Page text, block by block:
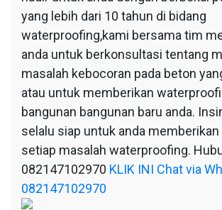
yang lebih dari 10 tahun di bidang
waterproofing,kami bersama tim
anda untuk berkonsultasi tentang
masalah kebocoran pada beton
atau untuk memberikan
bangunan bangunan baru anda.
selalu siap untuk anda
setiap masalah waterproofing.
082147102970 KLIK INI Chat via
082147102970